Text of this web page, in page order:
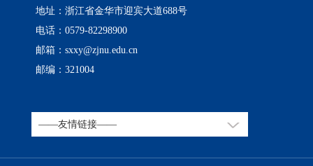
地址：浙江省金华市迎宾大道688号
电话：0579-82298900
邮箱：sxxy@zjnu.edu.cn
邮编：321004